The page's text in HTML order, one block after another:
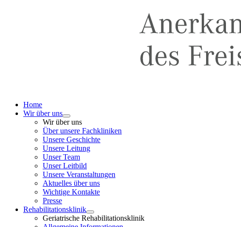
Home
Wir über uns
Wir über uns
Über unsere Fachkliniken
Unsere Geschichte
Unsere Leitung
Unser Team
Unser Leitbild
Unsere Veranstaltungen
Aktuelles über uns
Wichtige Kontakte
Presse
Rehabilitationsklinik
Geriatrische Rehabilitationsklinik